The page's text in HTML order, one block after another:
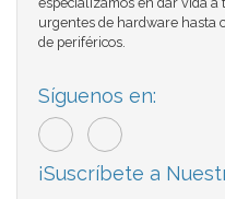
urgentes de hardware hasta
de periféricos.
Síguenos en:
¡Suscríbete a